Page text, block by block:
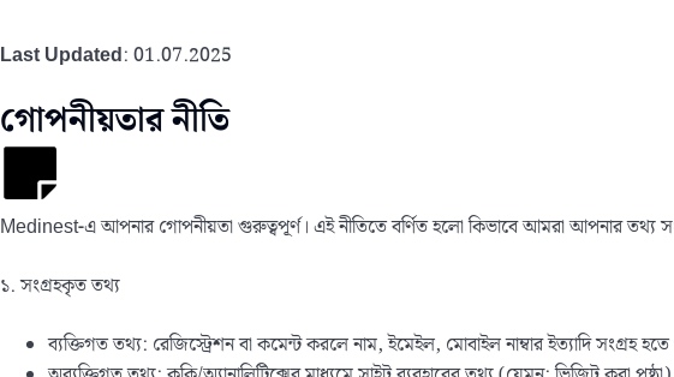
Last Updated: 01.07.2025
গোপনীয়তার নীতি
Medinest-এ আপনার গোপনীয়তা গুরুত্বপূর্ণ। এই নীতিতে বর্ণিত হলো কিভাবে আমরা আপনার তথ্য
১. সংগ্রহকৃত তথ্য
ব্যক্তিগত তথ্য: রেজিস্ট্রেশন বা কমেন্ট করলে নাম, ইমেইল, মোবাইল নাম্বার ইত্যাদি সংগ্রহ হতে